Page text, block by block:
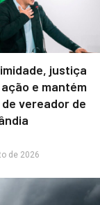
justiça
e mantém
vereador de
de 2026